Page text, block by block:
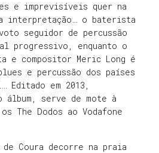
e imprevisíveis quer na
interpretação… o baterista
seguidor de percussão
progressivo, enquanto o
e compositor Meric Long é
e percussão dos países
Editado em 2013,
serve de mote à
The Dodos ao Vodafone
de Coura decorre na praia